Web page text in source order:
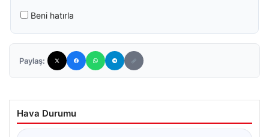
Beni hatırla
Paylaş:
Hava Durumu